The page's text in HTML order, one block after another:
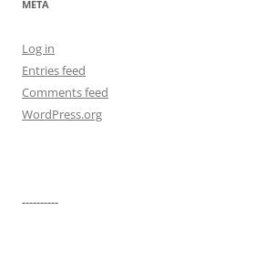
META
Log in
Entries feed
Comments feed
WordPress.org
----------